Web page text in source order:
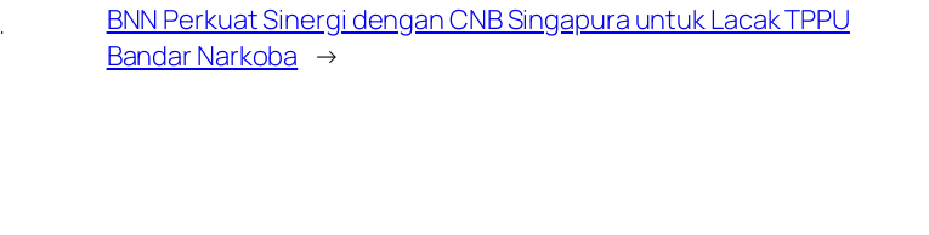
BNN Perkuat Sinergi dengan CNB Singapura untuk Lacak TPPU
Bandar Narkoba →